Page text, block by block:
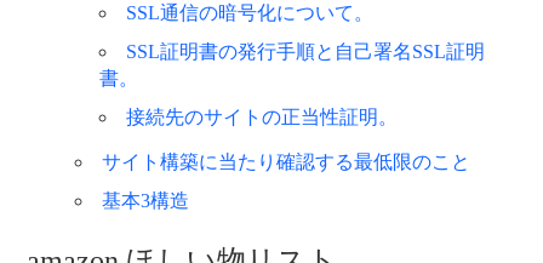
SSL通信の暗号化について。
SSL証明書の発行手順と自己署名SSL証明
書。
接続先のサイトの正当性証明。
サイト構築に当たり確認する最低限のこと
基本3構造